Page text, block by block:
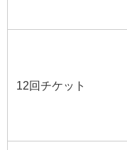
12回チケット